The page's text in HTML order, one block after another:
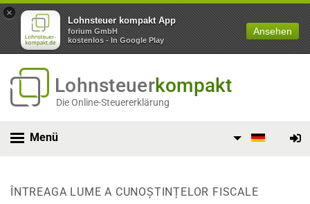
×
Lohnsteuer kompakt App
forium GmbH
kostenlos - In Google Play
Ansehen
Lohnsteuerkompakt
Die Online-Steuererklärung
Menü
ÎNTREAGA LUME A CUNOȘTINȚELOR FISCALE